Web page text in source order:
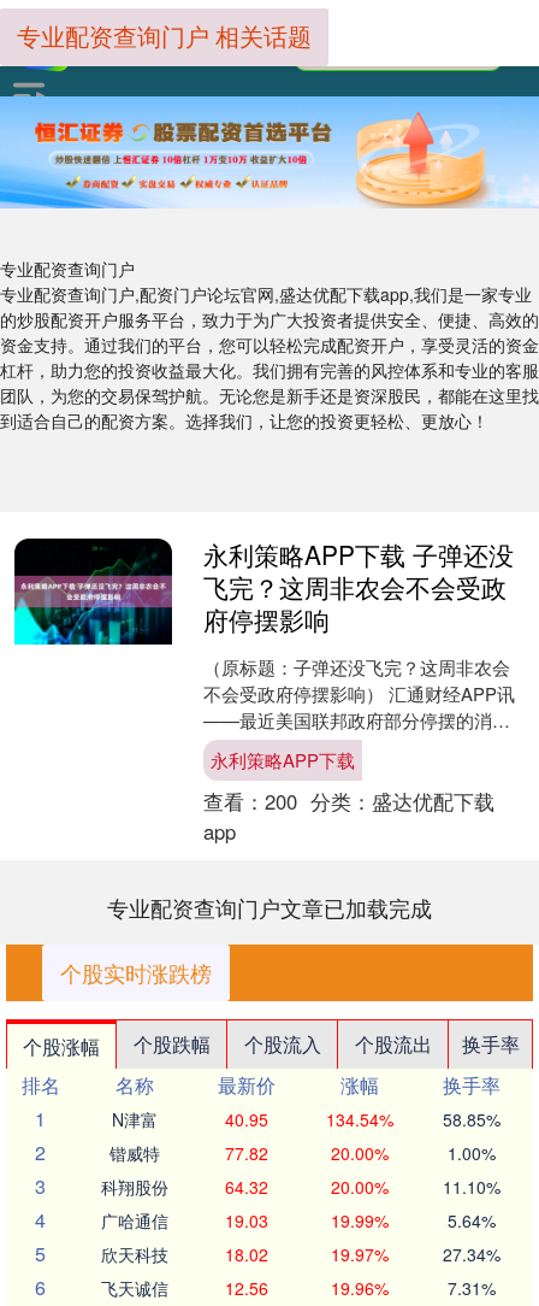
专业配资查询门户
专业配资查询门户,配资门户论坛官网,盛达优配下载app,我们是一家专业
的炒股配资开户服务平台，致力于为广大投资者提供安全、便捷、高效的
资金支持。通过我们的平台，您可以轻松完成配资开户，享受灵活的资金
杠杆，助力您的投资收益最大化。我们拥有完善的风控体系和专业的客服
团队，为您的交易保驾护航。无论您是新手还是资深股民，都能在这里找
到适合自己的配资方案。选择我们，让您的投资更轻松、更放心！
专业配资查询门户 相关话题
永利策略APP下载 子弹还没
飞完？这周非农会不会受政
府停摆影响
（原标题：子弹还没飞完？这周非农会
不会受政府停摆影响） 汇通财经APP讯
——最近美国联邦政府部分停摆的消息
重回市场，但分析认为这次和去年那场
全面瘫痪不同，范围更....
永利策略APP下载
查看： 200 分类： 盛达优配下载
app
专业配资查询门户文章已加载完成
个股实时涨跌榜
个股涨幅 个股跌幅 个股流入 个股流出
换手率
排名
名称 最新价 涨幅
换手率
1
N津富 40.95 134.54% 58.85%
2 锴威特 77.82 20.00% 1.00%
3 科翔股份 64.32 20.00% 11.10%
4 广哈通信 19.03 19.99% 5.64%
5 欣天科技 18.02 19.97% 27.34%
6 飞天诚信 12.56 19.96% 7.31%